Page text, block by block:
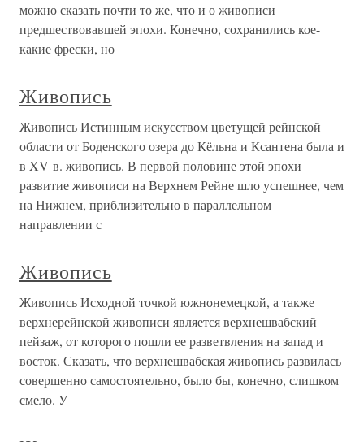
можно сказать почти то же, что и о живописи
предшествовавшей эпохи. Конечно, сохранились кое-
какие фрески, но
Живопись
Живопись Истинным искусством цветущей рейнской
области от Боденского озера до Кёльна и Ксантена была и
в XV в. живопись. В первой половине этой эпохи
развитие живописи на Верхнем Рейне шло успешнее, чем
на Нижнем, приблизительно в параллельном
направлении с
Живопись
Живопись Исходной точкой южнонемецкой, а также
верхнерейнской живописи является верхнешвабский
пейзаж, от которого пошли ее разветвления на запад и
восток. Сказать, что верхнешвабская живопись развилась
совершенно самостоятельно, было бы, конечно, слишком
смело. У